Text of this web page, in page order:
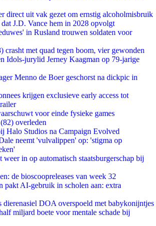
direct uit vak gezet om ernstig alcoholmisbruik
J.D. Vance hem in 2028 opvolgt
in Rusland trouwen soldaten voor
crasht met quad tegen boom, vier gewonden
Idols-jurylid Jerney Kaagman op 79-jarige
Menno de Boer geschorst na dickpic in
krijgen exclusieve early access tot
voor einde fysieke games
overleden
Halo Studios na Campaign Evolved
neemt 'vulvalippen' op: 'stigma op
in op automatisch staatsburgerschap bij
de bioscoopreleases van week 32
pakt AI-gebruik in scholen aan: extra
dierenasiel DOA overspoeld met babykonijntjes
miljard boete voor mentale schade bij